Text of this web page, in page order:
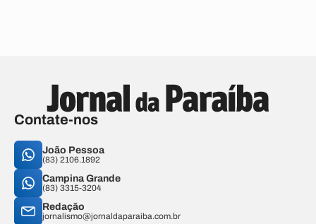
Contate-nos
João Pessoa
(83) 2106.1892
Campina Grande
(83) 3315-3204
Redação
jornalismo@jornaldaparaiba.com.br